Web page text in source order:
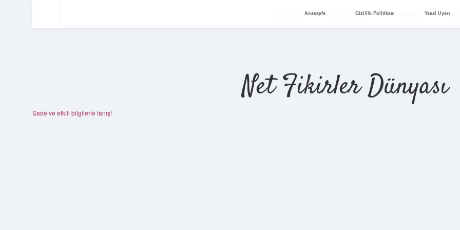
Gizlilik Politikası Yasal Uyarı
Net Fikirler Dünyası
Sade ve etkili bilgilerle tanış!
Anasayfa Gizlilik Politikası Yasal Uyarı